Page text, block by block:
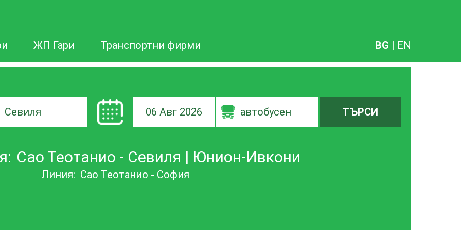
ЖП Гари Транспортни фирми BG | EN
06 Авг 2026 автобусен ТЪРСИ
Сао Теотанио - Севиля | Юнион-Ивкони
Линия: Сао Теотанио - София